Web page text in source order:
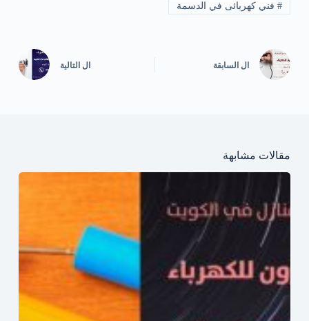
#فني كهربائى في الدسمة
ال السابقة ال التالية
مقالات مشابهة